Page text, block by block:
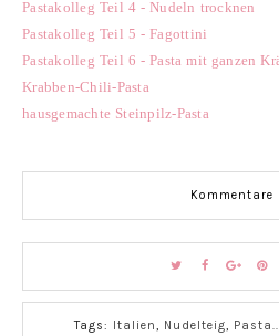
Pastakolleg Teil 4 - Nudeln trocknen
Pastakolleg Teil 5 - Fagottini
Pastakolleg Teil 6 - Pasta mit ganzen
Krabben-Chili-Pasta
hausgemachte Steinpilz-Pasta
Kommentare
Tags: Italien, Nudelteig,